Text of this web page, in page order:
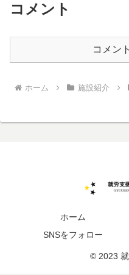
コメント
コメン
ホーム 施設紹介
ホーム
SNSをフォロー
© 2023 就